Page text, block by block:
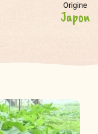
Origine
Japon